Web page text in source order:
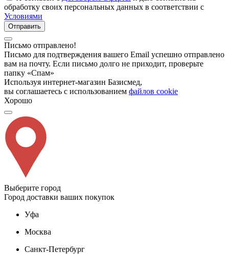
обработку своих персональных данных в соответствии с
Условиями
Отправить
Письмо отправлено!
Письмо для подтверждения вашего Email успешно отправлено
вам на почту. Если письмо долго не приходит, проверьте
папку «Спам»
Используя интернет-магазин Базисмед,
вы соглашаетесь с использованием файлов cookie
Хорошо
Выберите город
Город доставки ваших покупок
Уфа
Москва
Санкт-Петербург